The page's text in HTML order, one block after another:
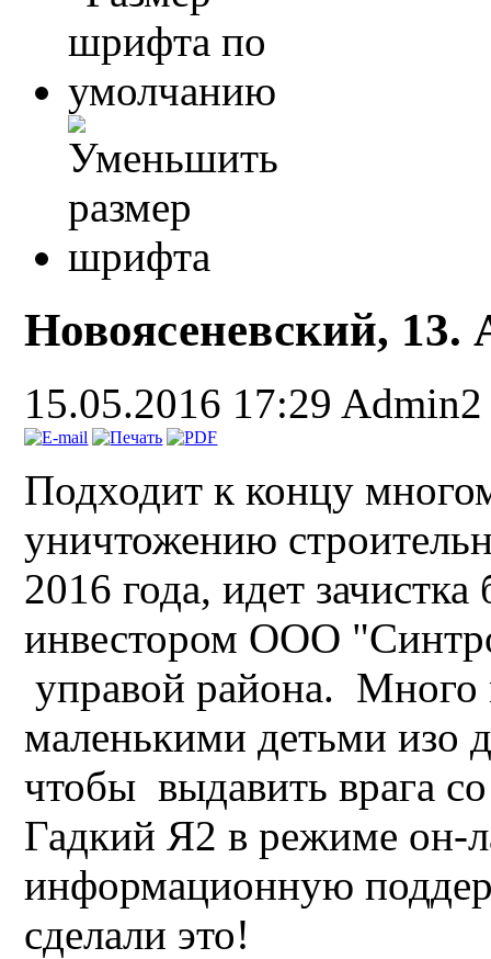
Новоясеневский, 13.
15.05.2016 17:29 Admin2
Подходит к концу
уничтожению
2016 года, идет
инвестором ООО
управой района. Много
маленькими детьми изо
чтобы выдавить врага
Гадкий Я2 в режиме он-
информационную
сделали это!